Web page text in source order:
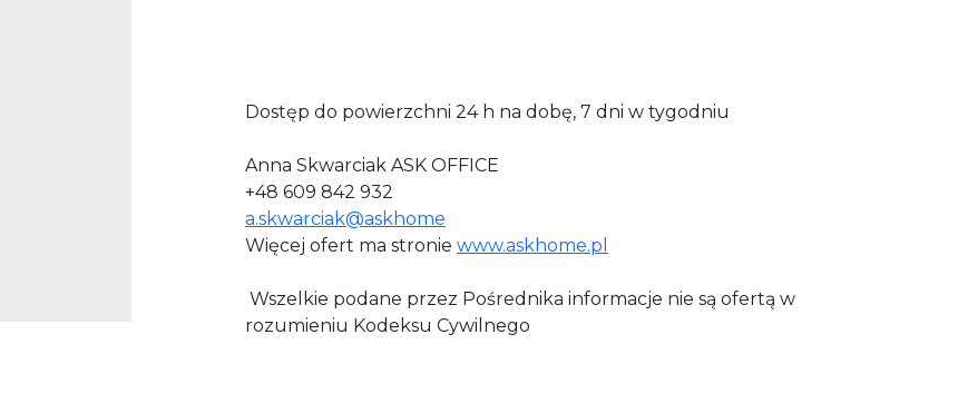
Dostęp do powierzchni 24 h na dobę, 7 dni w tygodniu
Anna Skwarciak ASK OFFICE
+48 609 842 932
a.skwarciak@askhome
Więcej ofert ma stronie www.askhome.pl
Wszelkie podane przez Pośrednika informacje nie są ofertą w
rozumieniu Kodeksu Cywilnego